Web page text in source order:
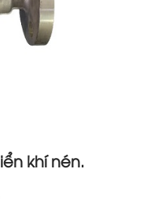
khí nén.